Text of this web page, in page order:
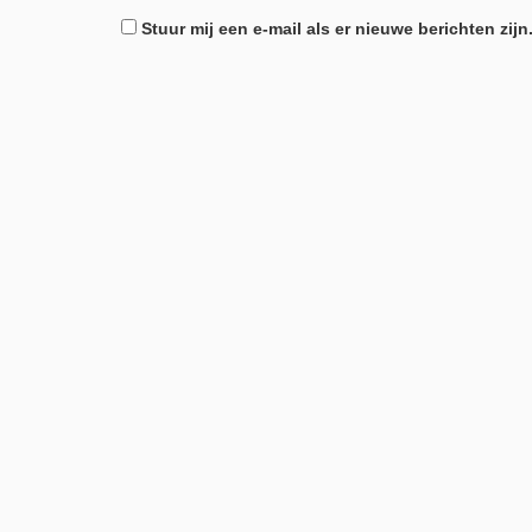
Stuur mij een e-mail als er nieuwe berichten zijn.